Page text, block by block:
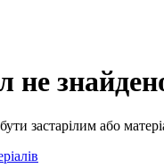
не
застарілим або